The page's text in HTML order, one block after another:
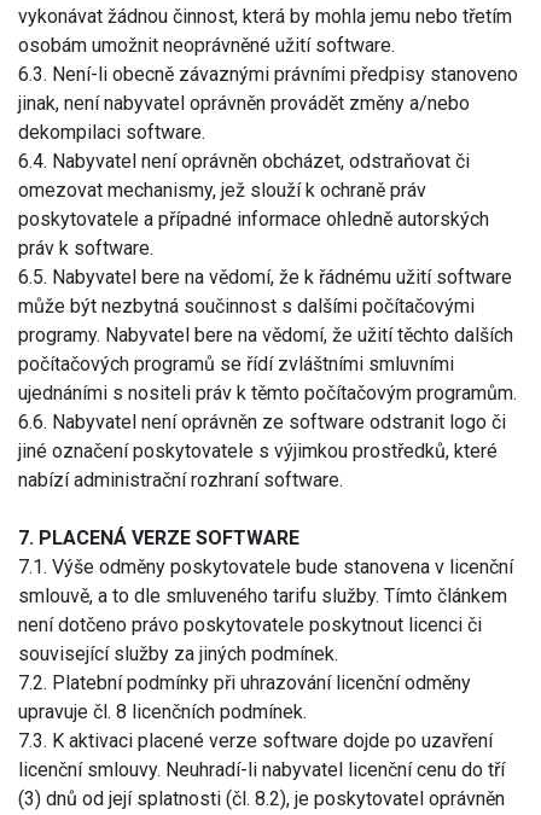
vykonávat žádnou činnost, která by mohla jemu nebo třetím
osobám umožnit neoprávněné užití software.
6.3. Není-li obecně závaznými právními předpisy stanoveno
jinak, není nabyvatel oprávněn provádět změny a/nebo
dekompilaci software.
6.4. Nabyvatel není oprávněn obcházet, odstraňovat či
omezovat mechanismy, jež slouží k ochraně práv
poskytovatele a případné informace ohledně autorských
práv k software.
6.5. Nabyvatel bere na vědomí, že k řádnému užití software
může být nezbytná součinnost s dalšími počítačovými
programy. Nabyvatel bere na vědomí, že užití těchto dalších
počítačových programů se řídí zvláštními smluvními
ujednáními s nositeli práv k těmto počítačovým programům.
6.6. Nabyvatel není oprávněn ze software odstranit logo či
jiné označení poskytovatele s výjimkou prostředků, které
nabízí administrační rozhraní software.
7. PLACENÁ VERZE SOFTWARE
7.1. Výše odměny poskytovatele bude stanovena v licenční
smlouvě, a to dle smluveného tarifu služby. Tímto článkem
není dotčeno právo poskytovatele poskytnout licenci či
související služby za jiných podmínek.
7.2. Platební podmínky při uhrazování licenční odměny
upravuje čl. 8 licenčních podmínek.
7.3. K aktivaci placené verze software dojde po uzavření
licenční smlouvy. Neuhradí-li nabyvatel licenční cenu do tří
(3) dnů od její splatnosti (čl. 8.2), je poskytovatel oprávněn